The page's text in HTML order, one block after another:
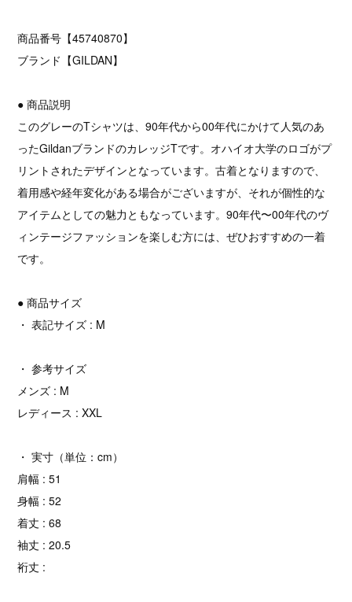
商品番号【45740870】
ブランド【GILDAN】
● 商品説明
このグレーのTシャツは、90年代から00年代にかけて人気のあ
ったGildanブランドのカレッジTです。オハイオ大学のロゴがプ
リントされたデザインとなっています。古着となりますので、
着用感や経年変化がある場合がございますが、それが個性的な
アイテムとしての魅力ともなっています。90年代〜00年代のヴ
ィンテージファッションを楽しむ方には、ぜひおすすめの一着
です。
● 商品サイズ
・ 表記サイズ : M
・ 参考サイズ
メンズ : M
レディース : XXL
・ 実寸（単位：cm）
肩幅 : 51
身幅 : 52
着丈 : 68
袖丈 : 20.5
裄丈 :